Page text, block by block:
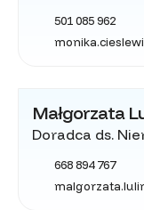
501 085 962
Małgorzata
Doradca ds.
668 894 767